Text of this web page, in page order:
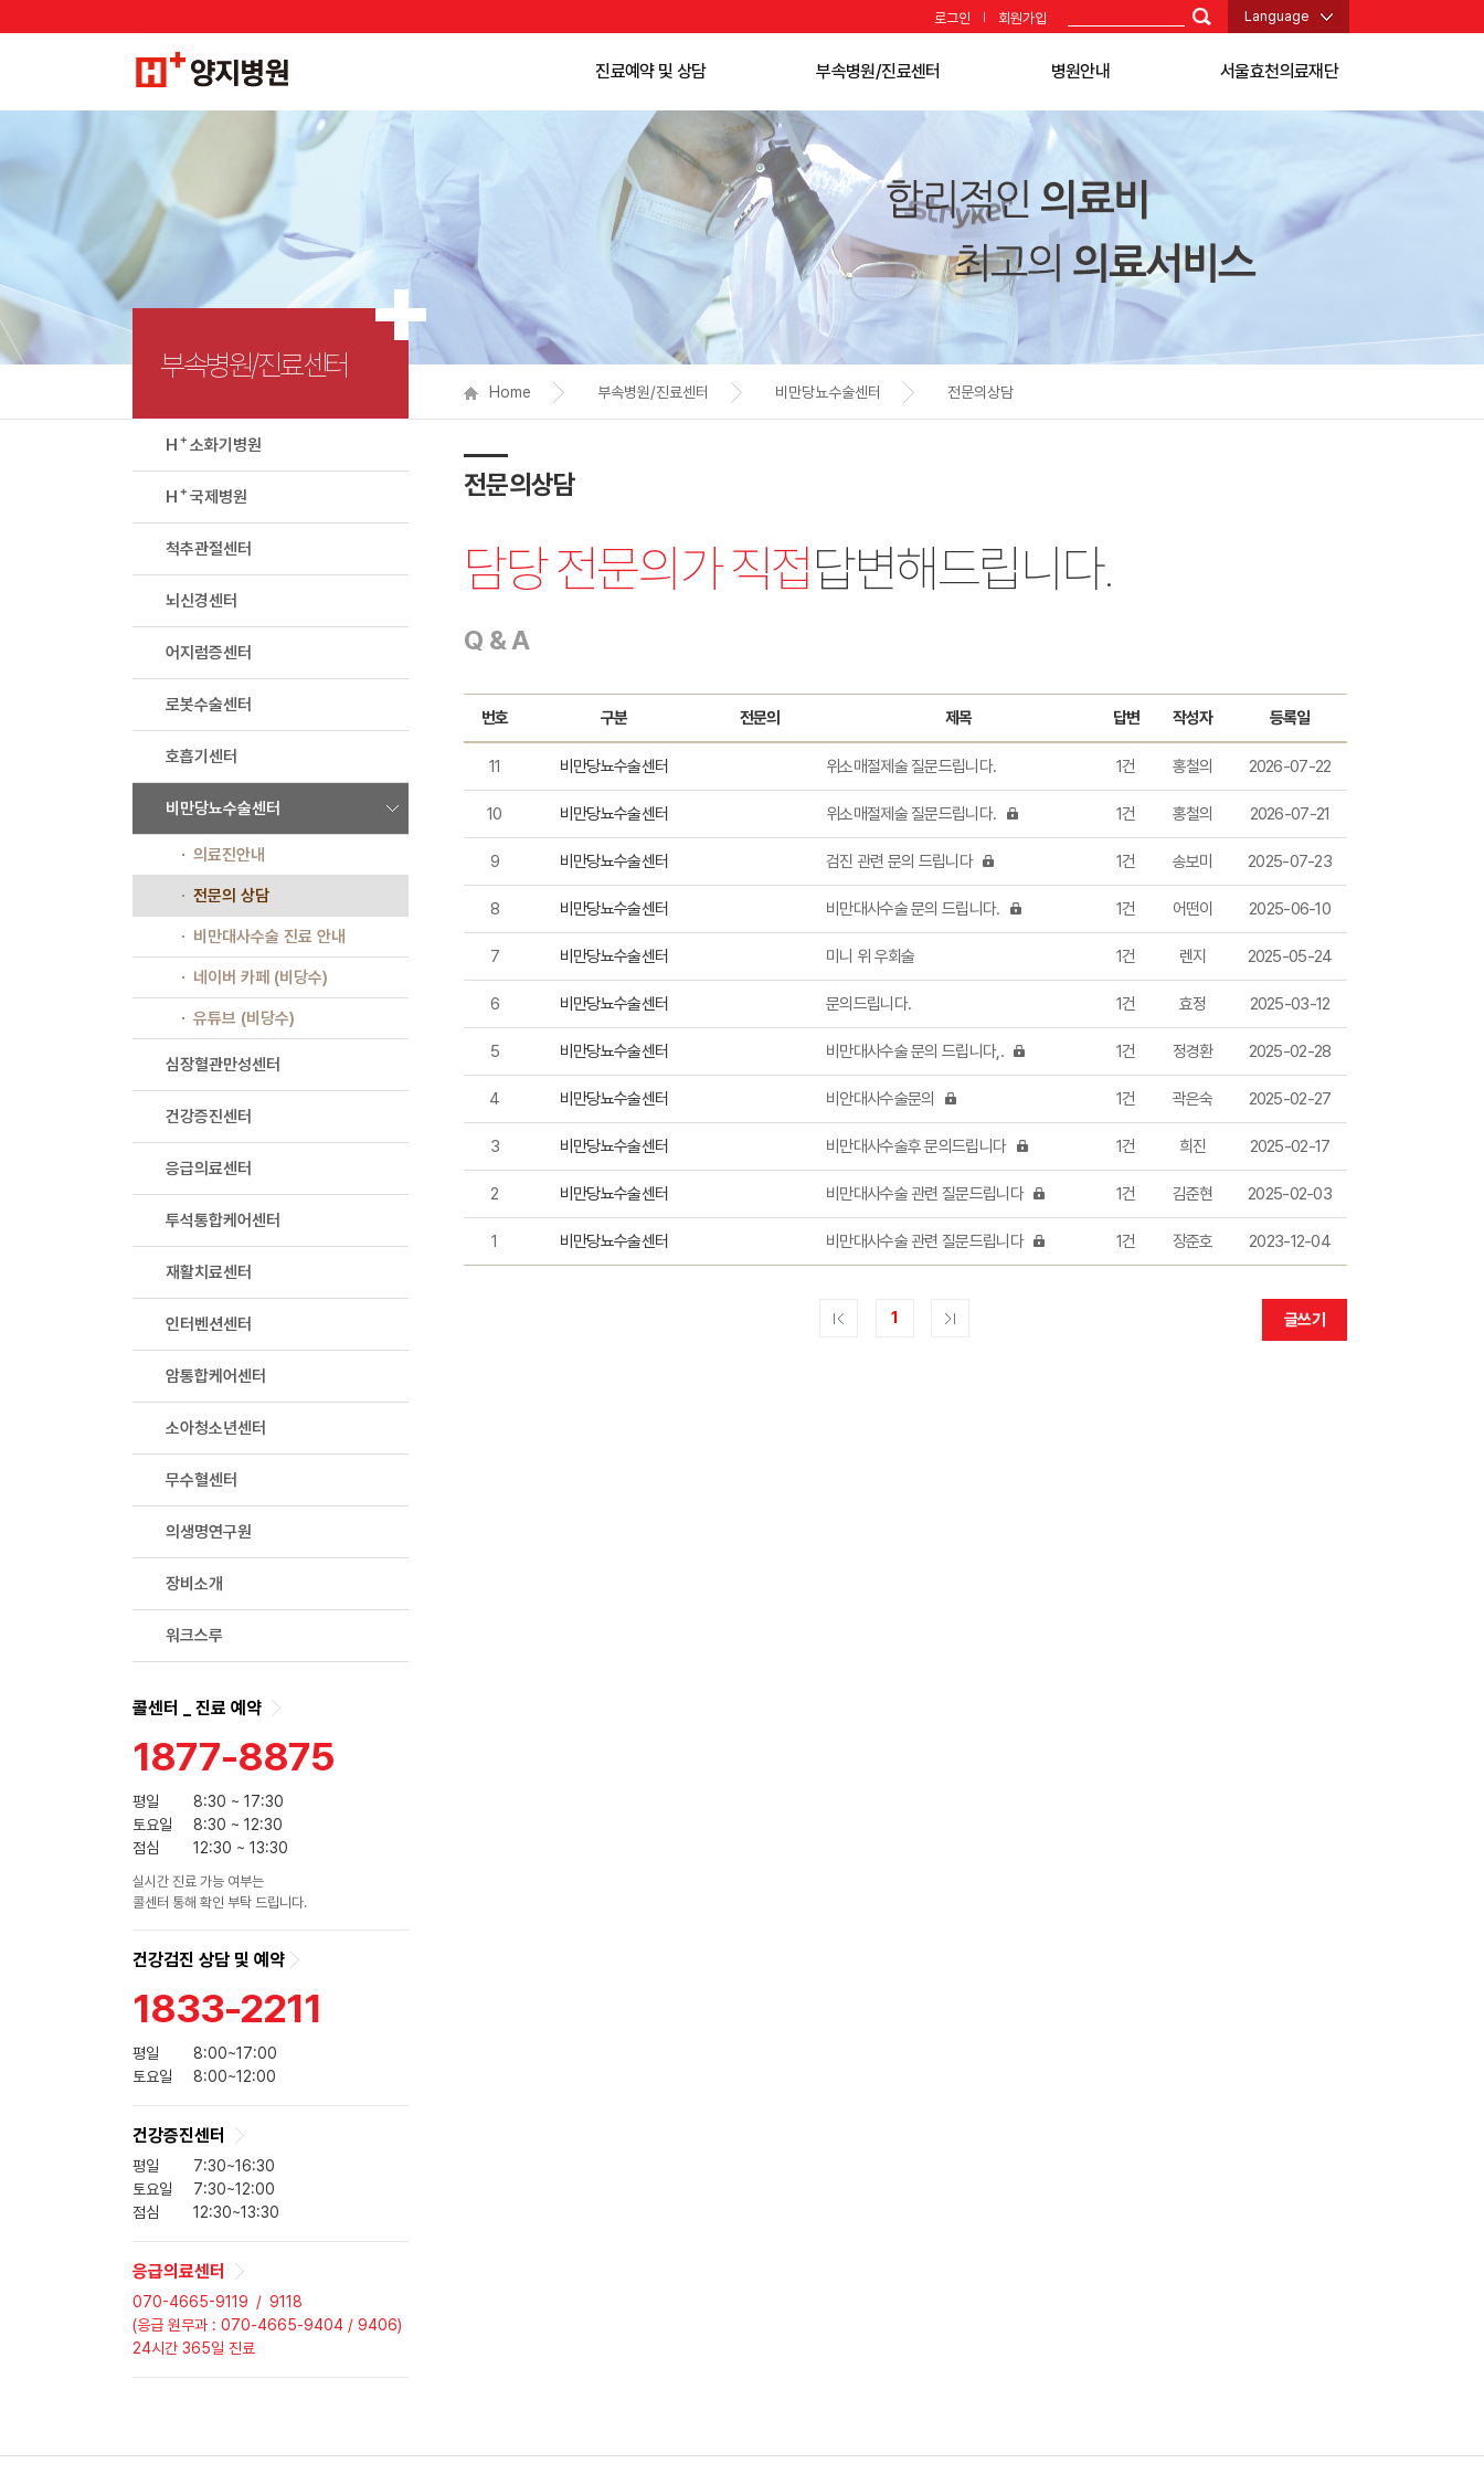
로그인 회원가입 Language
진료예약 및 상담
진료과 · 의료진
온라인예약 · 조회
카카오톡 예약
온라인 상담
진료안내
대리처방 안내
증명서발급 안내
비급여 진료비 안내
응급진료 안내
외국어 가능 의료진
부속병원/진료센터
H
소화기병원
H+국제병원
척추관절센터
뇌신경센터
어지럼증센터
로봇수술센터
호흡기센터
비만당뇨수술센터
심장혈관만성센터
건강증진센터
응급의료센터
소아청소년센터
무수혈센터
병원안내
병원소개
간호본부
의료사회사업
찾아오시는 길
전화번호
병원시설 안내
병동안내
칭찬하기
서울효천의료재단
강남구립 행복요양병원
메디컬센터 하노이
H+의생명연구원
부속병원/진료센터
H ＋ 소화기병원
H ＋ 국제병원
척추관절센터
뇌신경센터
어지럼증센터
로봇수술센터
호흡기센터
비만당뇨수술센터
의료진안내
전문의 상담
비만대사수술 진료 안내
네이버 카페 (비당수)
유튜브 (비당수)
심장혈관만성센터
건강증진센터
응급의료센터
투석통합케어센터
재활치료센터
인터벤션센터
암통합케어센터
소아청소년센터
무수혈센터
의생명연구원
장비소개
워크스루
콜센터 _ 진료 예약
1877-8875
평일
8:30 ~ 17:30
토요일
8:30 ~ 12:30
점심
12:30 ~ 13:30
실시간 진료 가능 여부는
콜센터 통해 확인 부탁 드립니다.
건강검진 상담 및 예약
1833-2211
평일
8:00~17:00
토요일
8:00~12:00
건강증진센터
평일
7:30~16:30
토요일
7:30~12:00
점심
12:30~13:30
응급의료센터
070-4665-9119 / 9118
(응급 원무과 : 070-4665-9404 / 9406)
24시간 365일 진료
Home 부속병원/진료센터 비만당뇨수술센터 전문의상담
전문의상담
담당 전문의가 직접답변해드립니다.
Q & A
번호 구분 전문의 제목 답변 작성자 등록일
11 비만당뇨수술센터 위소매절제술 질문드립니다. 1건 홍철의 2026-07-22
10 비만당뇨수술센터 위소매절제술 질문드립니다. 1건 홍철의 2026-07-21
9 비만당뇨수술센터 검진 관련 문의 드립니다 1건 송보미 2025-07-23
8 비만당뇨수술센터 비만대사수술 문의 드립니다. 1건 어떤이 2025-06-10
7 비만당뇨수술센터 미니 위 우회술 1건 렌지 2025-05-24
6 비만당뇨수술센터 문의드립니다. 1건 효정 2025-03-12
5 비만당뇨수술센터 비만대사수술 문의 드립니다,. 1건 정경환 2025-02-28
4 비만당뇨수술센터 비안대사수술문의 1건 곽은숙 2025-02-27
3 비만당뇨수술센터 비만대사수술후 문의드립니다 1건 희진 2025-02-17
2 비만당뇨수술센터 비만대사수술 관련 질문드립니다 1건 김준현 2025-02-03
1 비만당뇨수술센터 비만대사수술 관련 질문드립니다 1건 장준호 2023-12-04
1 글쓰기